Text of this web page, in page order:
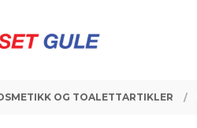
OG TOALETTARTIKLER